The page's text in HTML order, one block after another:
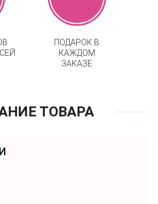
ПОДАРОК В
КАЖДОМ
ЗАКАЗЕ
ТОВАРА